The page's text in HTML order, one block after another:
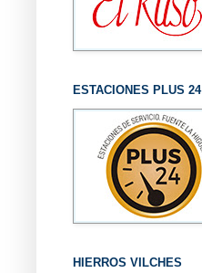
ESTACIONES PLUS 24
HIERROS VILCHES